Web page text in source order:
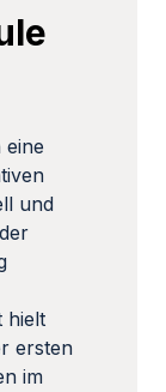
eine
und
hielt
ersten
im